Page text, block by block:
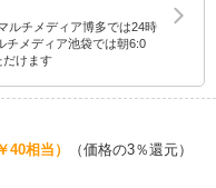
ルチメディア博多では24時
チメディア池袋では朝6:0
だけます
40相当） （価格の3％還元）